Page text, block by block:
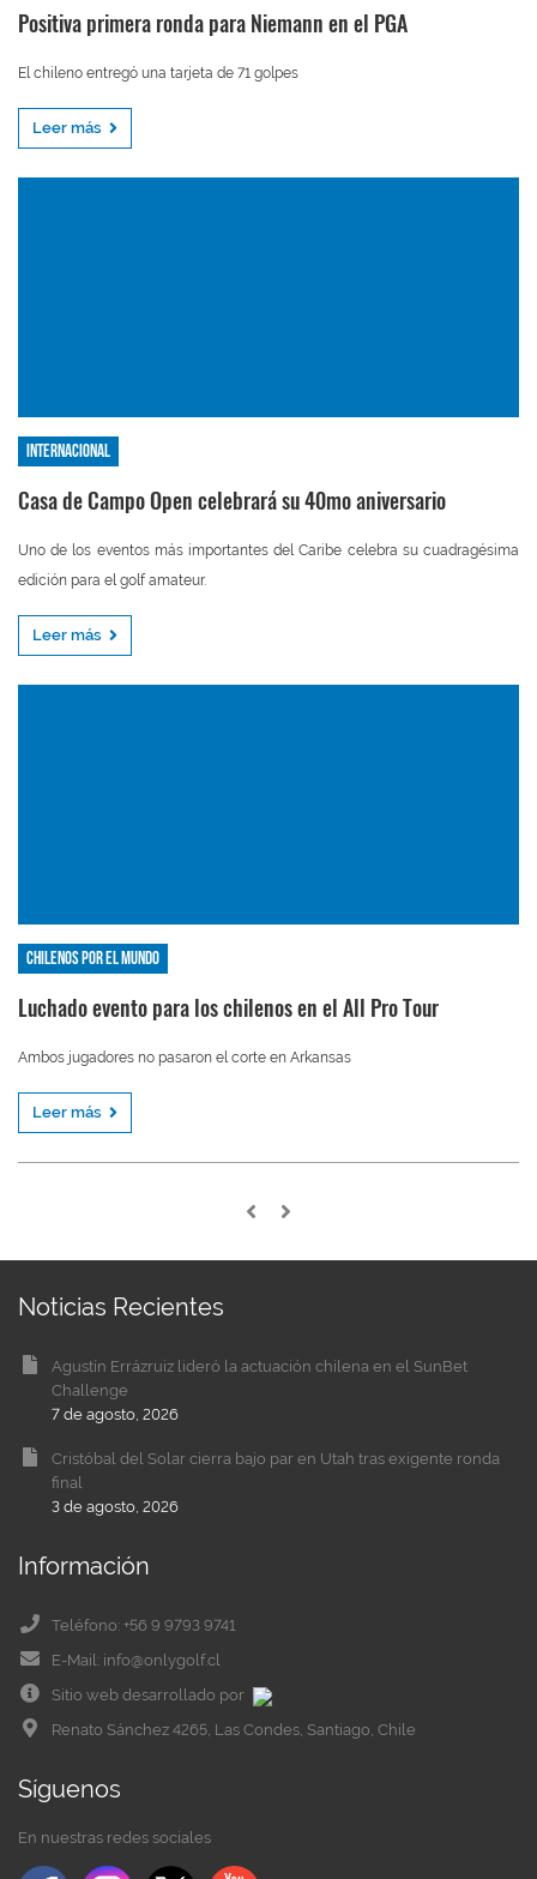
Positiva primera ronda para Niemann en el PGA
El chileno entregó una tarjeta de 71 golpes
Leer más
Internacional
Casa de Campo Open celebrará su 40mo aniversario
Uno de los eventos más importantes del Caribe celebra su cuadragésima
edición para el golf amateur.
Leer más
Chilenos por el mundo
Luchado evento para los chilenos en el All Pro Tour
Ambos jugadores no pasaron el corte en Arkansas
Leer más
Noticias Recientes
Agustín Errázruiz lideró la actuación chilena en el SunBet
Challenge
7 de agosto, 2026
Cristóbal del Solar cierra bajo par en Utah tras exigente ronda
final
3 de agosto, 2026
Información
Teléfono: +56 9 9793 9741
E-Mail: info@onlygolf.cl
Sitio web desarrollado por
Renato Sánchez 4265, Las Condes, Santiago, Chile
Síguenos
En nuestras redes sociales